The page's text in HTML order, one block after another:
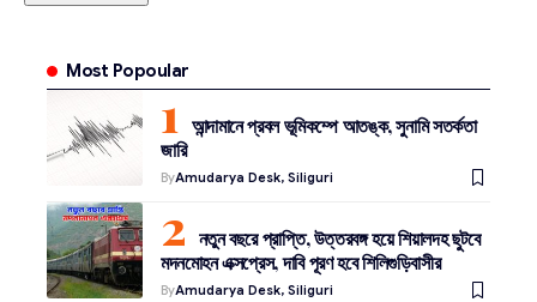
Most Popoular
আন্দামানে প্রবল ভূমিকম্পে আতঙ্ক, সুনামি সতর্কতা
জারি
ByAmudarya Desk, Siliguri
নতুন বছরে প্রাপ্তি, উত্তরবঙ্গ হয়ে শিয়ালদহ ছুটবে
মদনমোহন এক্সপ্রেস, দাবি পূরণ হবে শিলিগুড়িবাসীর
ByAmudarya Desk, Siliguri